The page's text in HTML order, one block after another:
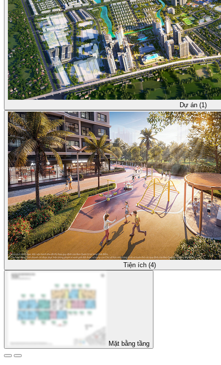
Dự án (1)
Tiện ích (4)
Mặt bằng tầng